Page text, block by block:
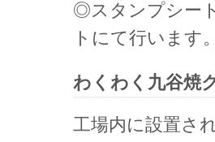
◎スタンプシー
トにて行います。
わくわく九谷焼
工場内に設置さ